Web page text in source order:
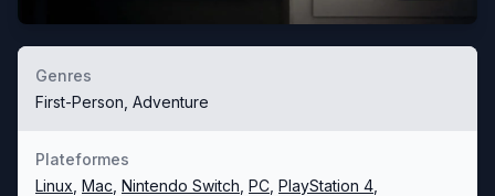
Genres
First-Person, Adventure
Plateformes
Linux Mac Nintendo Switch PC PlayStation 4